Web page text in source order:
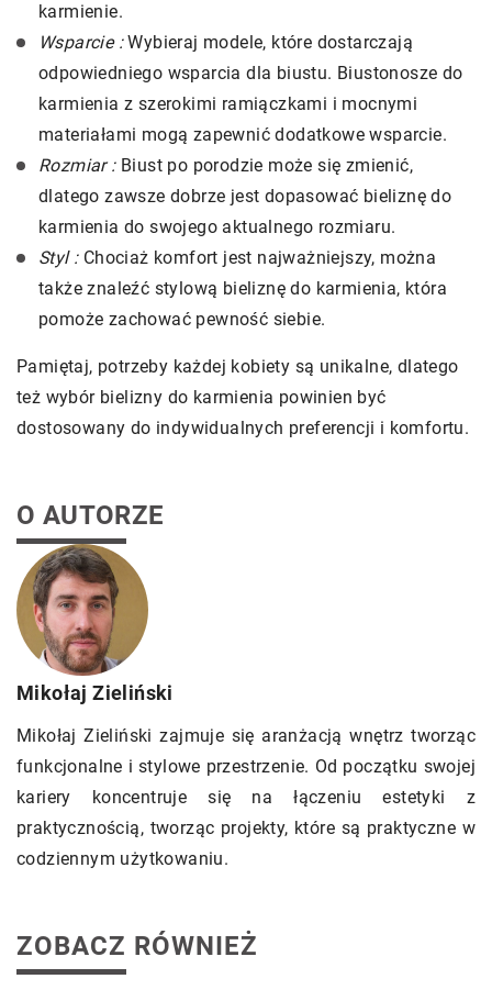
karmienie.
Wsparcie :Wybieraj modele, które dostarczają
odpowiedniego wsparcia dla biustu. Biustonosze do
karmienia z szerokimi ramiączkami i mocnymi
materiałami mogą zapewnić dodatkowe wsparcie.
Rozmiar :Biust po porodzie może się zmienić,
dlatego zawsze dobrze jest dopasować bieliznę do
karmienia do swojego aktualnego rozmiaru.
Styl :Chociaż komfort jest najważniejszy, można
także znaleźć stylową bieliznę do karmienia, która
pomoże zachować pewność siebie.
Pamiętaj, potrzeby każdej kobiety są unikalne, dlatego
też wybór bielizny do karmienia powinien być
dostosowany do indywidualnych preferencji i komfortu.
O AUTORZE
Mikołaj Zieliński
Mikołaj Zieliński zajmuje się aranżacją wnętrz tworząc
funkcjonalne i stylowe przestrzenie. Od początku swojej
kariery koncentruje się na łączeniu estetyki z
praktycznością, tworząc projekty, które są praktyczne w
codziennym użytkowaniu.
ZOBACZ RÓWNIEŻ